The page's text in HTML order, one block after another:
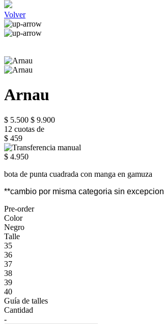
Volver
Arnau
$ 5.500 $ 9.900
12 cuotas de
$ 459
$ 4.950
bota de punta cuadrada con manga en gamuza
**cambio por misma categoria sin excepcion
Pre-order
Color
Negro
Talle
35
36
37
38
39
40
Guía de talles
Cantidad
-